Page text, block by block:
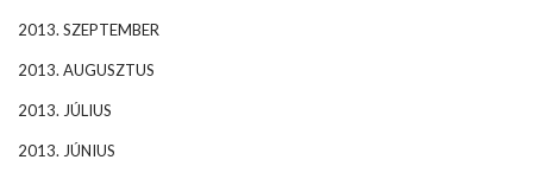
2013. SZEPTEMBER
2013. AUGUSZTUS
2013. JÚLIUS
2013. JÚNIUS